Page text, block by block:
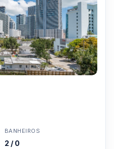
BANHEIROS
2 / 0